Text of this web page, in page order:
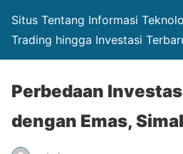
Situs Tentang Informasi
Trading hingga Investasi
Perbedaan
dengan Emas,